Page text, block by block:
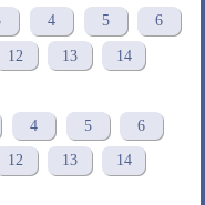
4 5 6
12 13 14
4 5 6
12 13 14